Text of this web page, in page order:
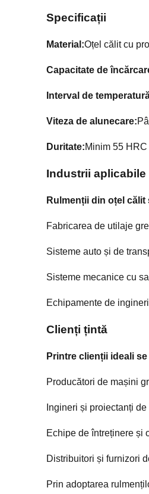
Specificații
Material:Oțel călit cu
Capacitate de
Interval de
Viteza de alunecare:
Duritate:Minim 55 HRC
Industrii aplicabile
Rulmenții din oțel
Fabricarea de utilaje
Sisteme auto și de
Sisteme mecanice cu
Echipamente de
Clienți țintă
Printre clienții ideali
Producători de mașini
Ingineri și proiectanți
Echipe de întreținere și
Distribuitori și furnizori
Prin adoptarea